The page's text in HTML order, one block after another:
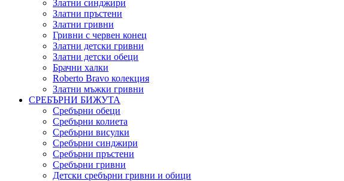
Златни синджири
Златни пръстени
Златни гривни
Гривни с червен конец
Златни детски гривни
Златни детски обеци
Брачни халки
Roberto Bravo колекция
Златни мъжки гривни
СРЕБЪРНИ БИЖУТА
Сребърни обeци
Сребърни колиета
Сребърни висулки
Сребърни синджири
Сребърни пръстени
Сребърни гривни
Детски сребърни гривни и обици